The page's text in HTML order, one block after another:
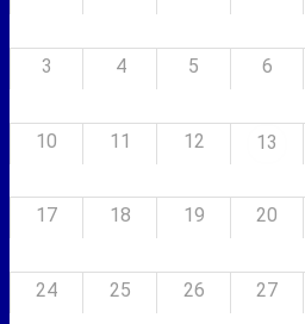
3 4 5 6
10 11 12 13
17 18 19 20
24 25 26 27